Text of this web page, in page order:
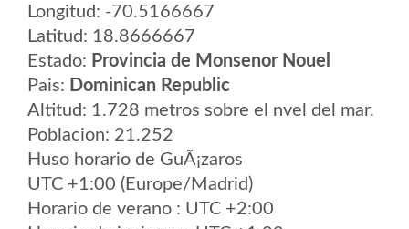
Longitud: -70.5166667
Latitud: 18.8666667
Estado: Provincia de Monsenor Nouel
Pais: Dominican Republic
Altitud: 1.728 metros sobre el nvel del mar.
Poblacion: 21.252
Huso horario de GuÃ¡zaros
UTC +1:00 (Europe/Madrid)
Horario de verano : UTC +2:00